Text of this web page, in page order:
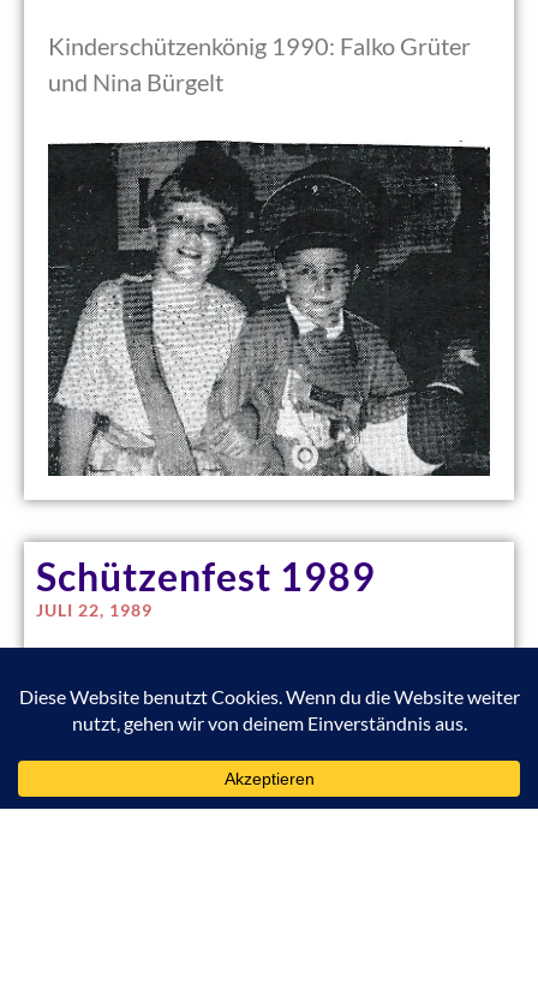
Kinderschützenkönig 1990: Falko Grüter
und Nina Bürgelt
Schützenfest 1989
JULI 22, 1989
und Ehefrau Martha